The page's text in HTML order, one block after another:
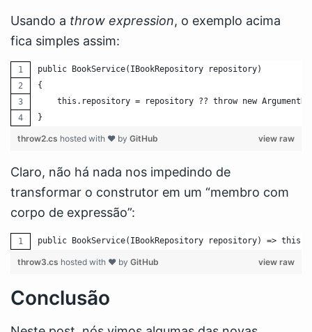
Usando a throw expression, o exemplo acima
fica simples assim:
public BookService(IBookRepository repository)
{
this.repository = repository ?? throw new
}
view raw
throw2.cs hosted with ❤ by GitHub
Claro, não há nada nos impedindo de
transformar o construtor em um “membro com
corpo de expressão”:
public BookService(IBookRepository repository) =>
view raw
throw3.cs hosted with ❤ by GitHub
Conclusão